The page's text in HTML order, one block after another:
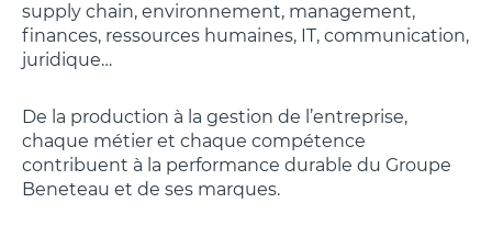
supply chain, environnement, management,
finances, ressources humaines, IT, communication,
juridique…
De la production à la gestion de l’entreprise,
chaque métier et chaque compétence
contribuent à la performance durable du Groupe
Beneteau et de ses marques.